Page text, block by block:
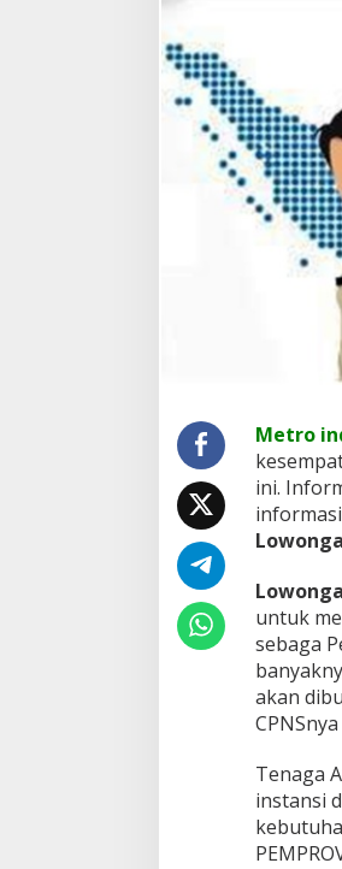
Metro
ini.
untuk
sebaga
akan
Tenaga
instansi